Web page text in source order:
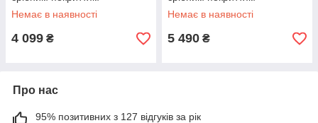
Немає в наявності
4 099 ₴
Немає в наявності
5 490 ₴
Про нас
95% позитивних з 127 відгуків за рік